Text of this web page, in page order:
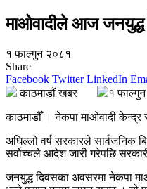
माओवादीले आज जनयुद्ध
१ फाल्गुन २०८१
Share
Facebook Twitter LinkedIn
काठमाडौं खबर
१
काठमाडौँ । नेकपा माओवादी
अघिल्लो वर्ष सरकारले सार्वजनिक
सर्वोच्चले आदेश जारी गरेपछि
जनयुद्ध दिवसका अवसरमा नेकपा